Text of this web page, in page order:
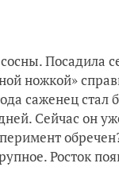
Посадила
ножкой»
саженец стал
Сейчас он
Росток